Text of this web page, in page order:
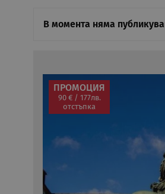
В момента няма
ПРОМОЦИЯ
90 € / 177лв.
отстъпка